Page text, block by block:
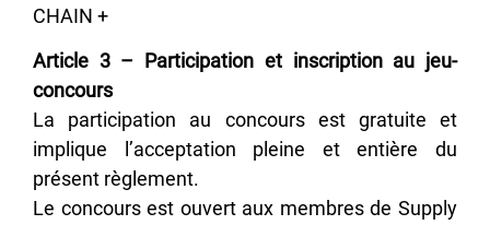
CHAIN +
Article 3 – Participation et inscription au jeu-
concours
La participation au concours est gratuite et
implique l’acceptation pleine et entière du
présent règlement.
Le concours est ouvert aux membres de Supply